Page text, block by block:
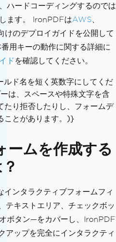
ハードコーディングするのでは
ます。 IronPDFはAWS
けのデプロイガイドを公開して
用キーの動作に関する詳細に
ド を確認してください。
ルド名を短く英数字にしてくだ
は、スペースや特殊文字を含
たり拒否したりし、フォームデ
ことがあります。)}
ムを作成する
ンタラクティブフォームフィ
テキストエリア、チェックボッ
ボタン—をカバーし、IronPDF
アップを完全にインタラクティ